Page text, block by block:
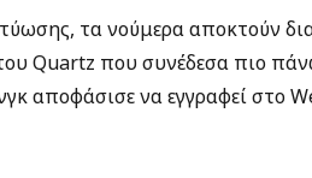
τα νούμερα αποκτούν
Quartz που συνέδεσα πιο
αποφάσισε να εγγραφεί στο